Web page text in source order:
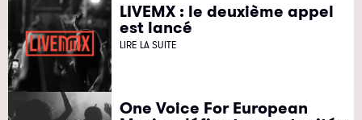
LIVEMX : le deuxième appel
est lancé
LIRE LA SUITE
One Voice For European